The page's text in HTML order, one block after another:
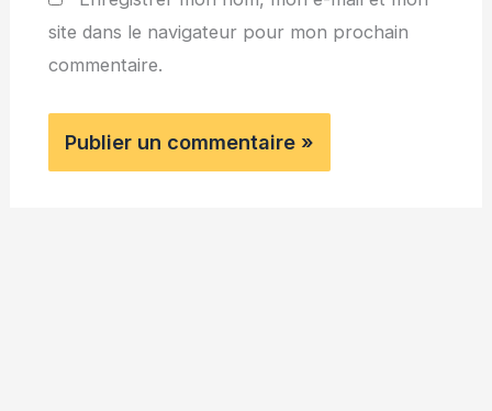
site dans le navigateur pour mon prochain
commentaire.